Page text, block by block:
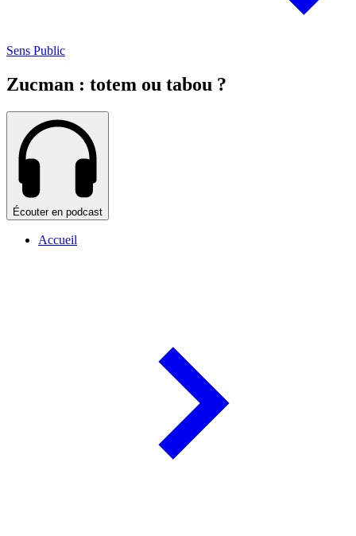
Sens Public
Zucman : totem ou tabou ?
Écouter en podcast
Accueil